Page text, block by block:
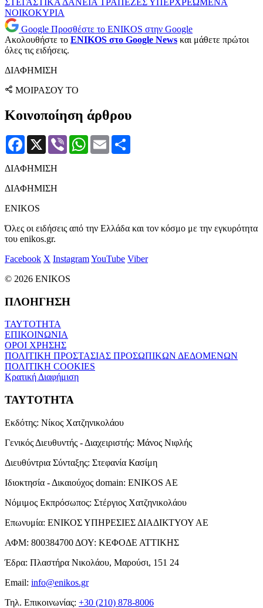
ΣΤΕΓΑΣΤΙΚΑ ΔΑΝΕΙΑ ΤΡΑΠΕΖΕΣ ΥΠΕΡΧΡΕΩΜΕΝΑ
ΝΟΙΚΟΚΥΡΙΑ
Google Προσθέστε το ENIKOS στην Google
Ακολουθήστε το ENIKOS στο Google News και μάθετε πρώτοι
όλες τις ειδήσεις.
ΔΙΑΦΗΜΙΣΗ
ΜΟΙΡΑΣΟΥ ΤΟ
Κοινοποίηση άρθρου
Facebook
X Viber WhatsApp
Email
ΔΙΑΦΗΜΙΣΗ
ΔΙΑΦΗΜΙΣΗ
ENIKOS
Όλες οι ειδήσεις από την Ελλάδα και τον κόσμο με την εγκυρότητα
του enikos.gr.
Facebook X InstagramYouTube Viber
© 2026 ENIKOS
ΠΛΟΗΓΗΣΗ
ΤΑΥΤΟΤΗΤΑ
ΕΠΙΚΟΙΝΩΝΙΑ
ΟΡΟΙ ΧΡΗΣΗΣ
ΠΟΛΙΤΙΚΗ ΠΡΟΣΤΑΣΙΑΣ ΠΡΟΣΩΠΙΚΩΝ ΔΕΔΟΜΕΝΩΝ
ΠΟΛΙΤΙΚΗ COOKIES
Κρατική Διαφήμιση
ΤΑΥΤΟΤΗΤΑ
Εκδότης: Νίκος Χατζηνικολάου
Γενικός Διευθυντής - Διαχειριστής: Μάνος Νιφλής
Διευθύντρια Σύνταξης: Στεφανία Κασίμη
Ιδιοκτησία - Δικαιούχος domain: ENIKOS AE
Νόμιμος Εκπρόσωπος: Στέργιος Χατζηνικολάου
Επωνυμία: ΕΝΙΚΟΣ ΥΠΗΡΕΣΙΕΣ ΔΙΑΔΙΚΤΥΟΥ ΑΕ
ΑΦΜ: 800384700 ΔΟΥ: ΚΕΦΟΔΕ ΑΤΤΙΚΗΣ
Έδρα: Πλαστήρα Νικολάου, Μαρούσι, 151 24
Email: info@enikos.gr
Τηλ. Επικοινωνίας: +30 (210) 878-8006